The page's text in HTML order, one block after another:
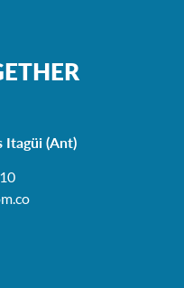
Itagüi (Ant)